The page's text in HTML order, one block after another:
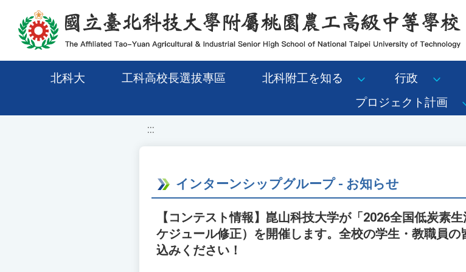
移至網頁之主要內容區位置
北科大 工科高校長選拔專區 北科附工を知る 行政
プロジェクト計画
:::
インターンシップグループ - お知らせ
【コンテスト情報】崑山科技大学が「2026全国低炭素
ケジュール修正）を開催します。全校の学生・教職員
込みください！